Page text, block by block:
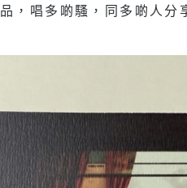
，唱多啲騷，同多啲人分